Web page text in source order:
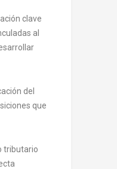
clave
al
del
que
tributario